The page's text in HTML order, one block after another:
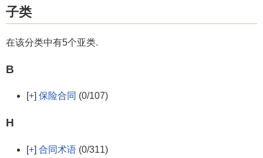
子类
在该分类中有5个亚类.
B
[+] 保险合同 (0/107)
H
[+] 合同术语 (0/311)